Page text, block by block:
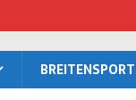
BREI­TEN­SPORT